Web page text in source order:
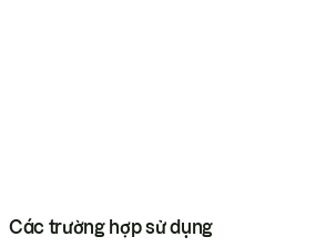
Các trường hợp sử dụng